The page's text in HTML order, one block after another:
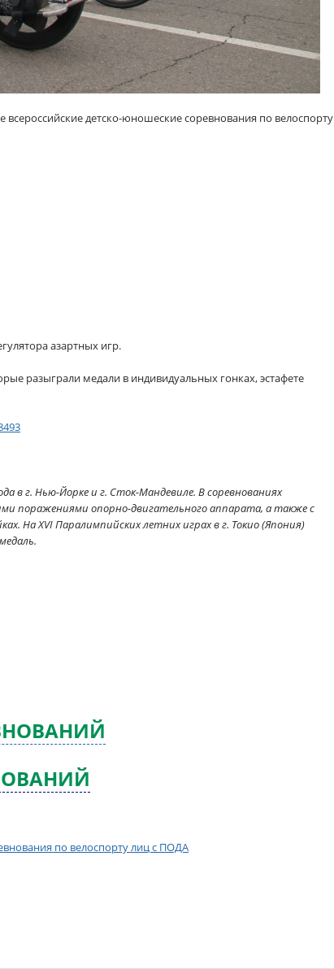
всероссийские детско-юношеские соревнования по велоспорту
азартных игр.
разыграли медали в индивидуальных гонках, эстафете
в г. Нью-Йорке и г. Сток-Мандевиле. В соревнованиях
поражениями опорно-двигательного аппарата, а также с
На XVI Паралимпийских летних играх в г. Токио (Япония)
по велоспорту лиц с ПОДА